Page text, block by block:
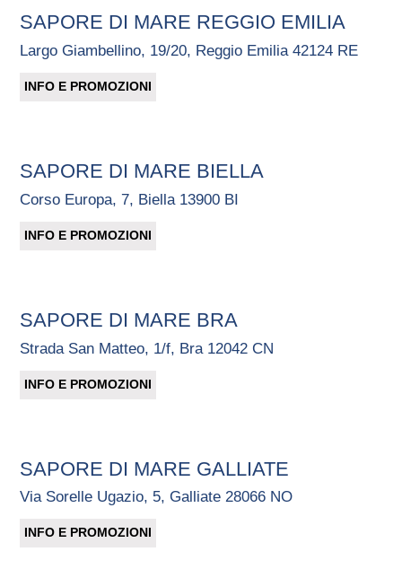
SAPORE DI MARE REGGIO EMILIA
Largo Giambellino, 19/20, Reggio Emilia 42124 RE
INFO E PROMOZIONI
SAPORE DI MARE BIELLA
Corso Europa, 7, Biella 13900 BI
INFO E PROMOZIONI
SAPORE DI MARE BRA
Strada San Matteo, 1/f, Bra 12042 CN
INFO E PROMOZIONI
SAPORE DI MARE GALLIATE
Via Sorelle Ugazio, 5, Galliate 28066 NO
INFO E PROMOZIONI